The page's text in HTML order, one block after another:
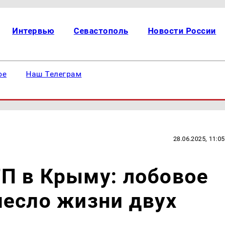
Интервью Севастополь Новости России
Наш Телеграм
28.06.2025, 11:05
в Крыму: лобовое
жизни двух